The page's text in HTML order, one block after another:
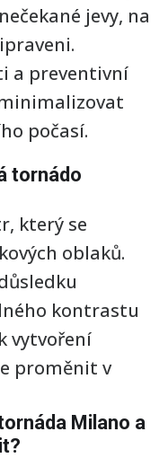
jevy, na
a preventivní
počasí.
tornádo
který se
oblaků.
kontrastu
vytvoření
proměnit v
Milano a